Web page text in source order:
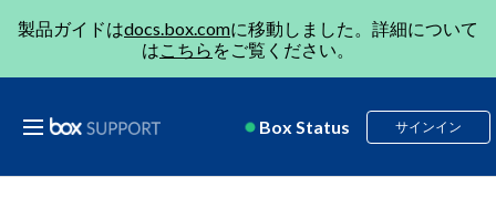
製品ガイドはdocs.box.comに移動しました。詳細について
はこちら をご覧ください。
Box Status サインイン